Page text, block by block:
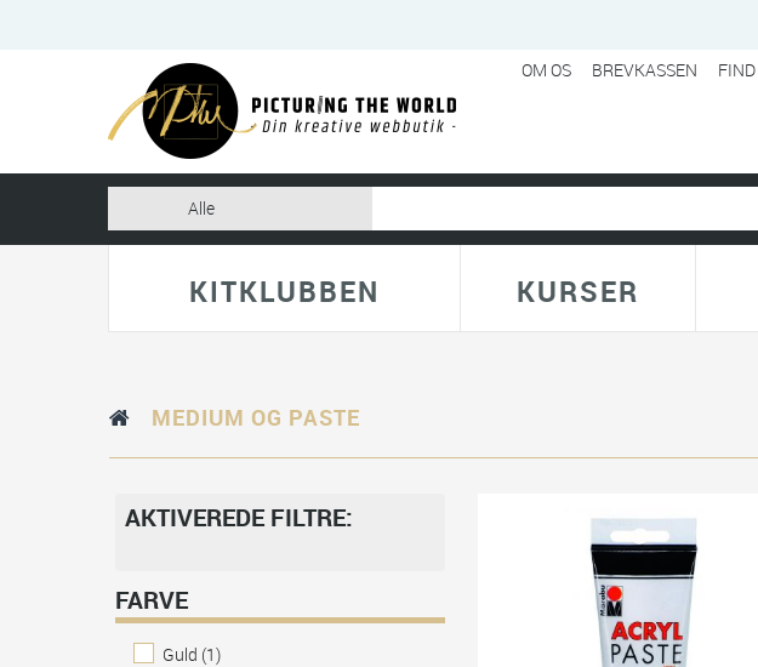
OM OS BREVKASSEN
KITKLUBBEN KURSER
MEDIUM OG PASTE
AKTIVEREDE FILTRE:
FARVE
Guld (1)